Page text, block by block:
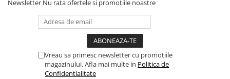
Newsletter Nu rata ofertele si promotiile noastre
Vreau sa primesc newsletter cu promotiile
magazinului. Afla mai multe in Politica de
Confidentialitate